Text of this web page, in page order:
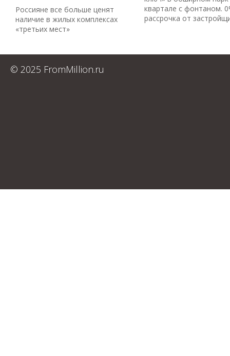
Россияне все больше ценят
наличие в жилых комплексах
«третьих мест»
квартале с фонтаном.
рассрочка от
© 2025 FromMillion.ru